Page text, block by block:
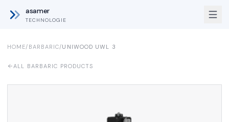
asamer
TECHNOLOGIE
HOME/ BARBARIC/UNIWOOD UWL 3
ALL BARBARIC PRODUCTS